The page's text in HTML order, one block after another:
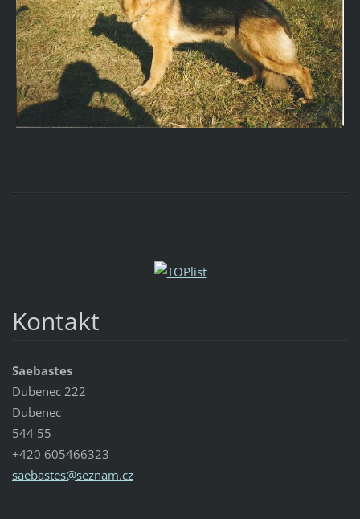
Kontakt
Saebastes
Dubenec 222
Dubenec
544 55
+420 605466323
saebastes@seznam.cz